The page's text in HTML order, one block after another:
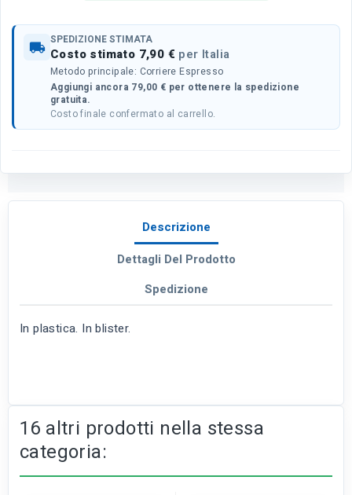
local_shipping SPEDIZIONE STIMATA
Costo stimato 7,90 € per Italia
Metodo principale: Corriere Espresso
Aggiungi ancora 79,00 € per ottenere la spedizione
gratuita.
Costo finale confermato al carrello.
Descrizione
Dettagli Del Prodotto
Spedizione
In plastica. In blister.
16 altri prodotti nella stessa
categoria: